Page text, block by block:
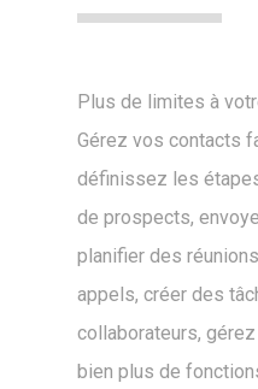
Plus de limites à
Gérez vos contacts
définissez les
de prospects,
planifier des
appels, créer des
collaborateurs,
bien plus de